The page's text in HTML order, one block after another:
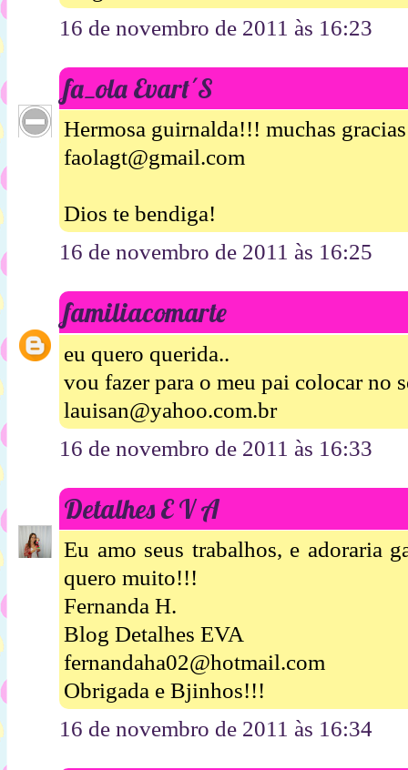
16 de novembro de 2011 às 16:23
fa_ola Evart´S
Hermosa guirnalda!!! muchas
faolagt@gmail.com
Dios te bendiga!
16 de novembro de 2011 às 16:25
familiacomarte
eu quero querida..
vou fazer para o meu pai colocar no
lauisan@yahoo.com.br
16 de novembro de 2011 às 16:33
Detalhes E V A
Eu amo seus trabalhos, e adoraria
quero muito!!!
Fernanda H.
Blog Detalhes EVA
fernandaha02@hotmail.com
Obrigada e Bjinhos!!!
16 de novembro de 2011 às 16:34